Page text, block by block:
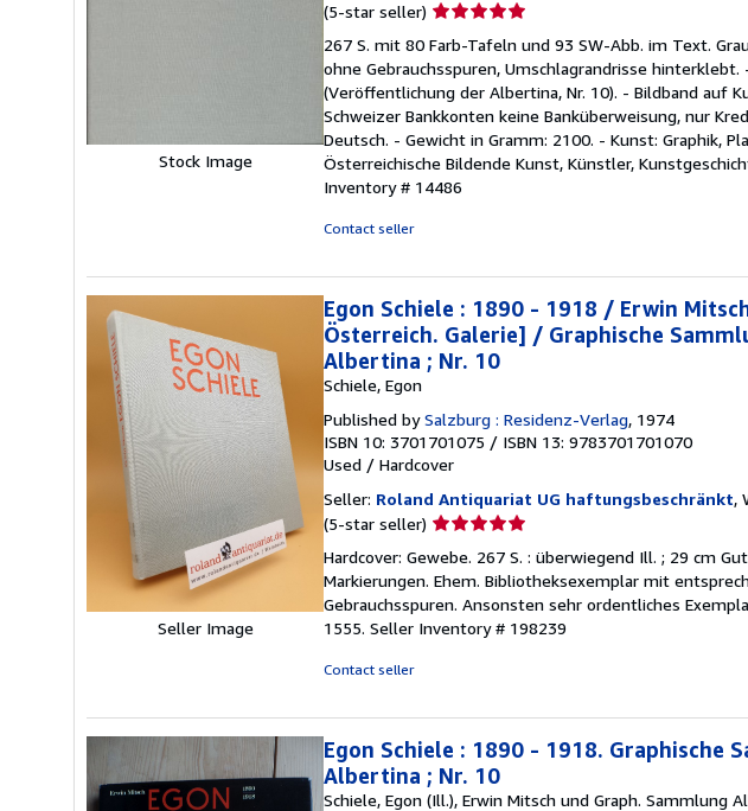
Stock Image
(5-star seller) Seller
5
out
of
5
stars
267 S. mit 80 Farb-Tafeln und 93 SW-Abb. im Text.
ohne Gebrauchsspuren, Umschlagrandrisse
(Veröffentlichung der Albertina, Nr. 10). - Bildband auf
Schweizer Bankkonten keine Banküberweisung, nur
Deutsch. - Gewicht in Gramm: 2100. - Kunst: Graphik,
Österreichische Bildende Kunst, Künstler,
Inventory # 14486
Contact seller
Seller Image
Egon Schiele : 1890 - 1918 / Erwin
Österreich. Galerie] / Graphische
Albertina ; Nr. 10
Schiele, Egon
Published bySalzburg : Residenz-Verlag, 1974
ISBN 10: 3701701075 / ISBN 13: 9783701701070
Used / Hardcover
Seller: Roland Antiquariat UG haftungsbeschränkt,
(5-star seller) Seller
5
out
of
5
Hardcover: Gewebe. 267 S. : überwiegend Ill. ; 29 cm
Markierungen. Ehem. Bibliotheksexemplar mit
Gebrauchsspuren. Ansonsten sehr ordentliches
1555. Seller Inventory # 198239
Contact seller
Egon Schiele : 1890 - 1918.
Albertina ; Nr. 10
Schiele, Egon (Ill.), Erwin Mitsch und Graph. Sammlung